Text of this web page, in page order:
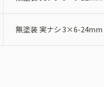
無塗装 実ナシ 3×6-24mm